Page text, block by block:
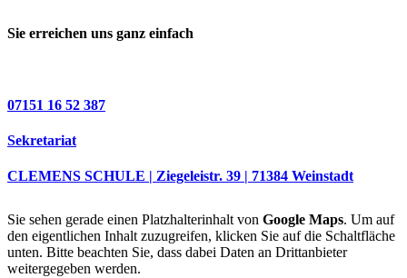
Sie erreichen uns ganz einfach
07151 16 52 387
Sekretariat
CLEMENS SCHULE | Ziegeleistr. 39 | 71384 Weinstadt
Sie sehen gerade einen Platzhalterinhalt von Google Maps. Um auf
den eigentlichen Inhalt zuzugreifen, klicken Sie auf die Schaltfläche
unten. Bitte beachten Sie, dass dabei Daten an Drittanbieter
weitergegeben werden.